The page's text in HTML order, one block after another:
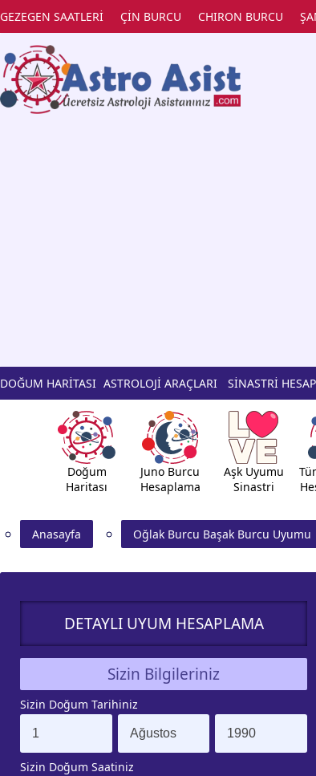
GEZEGEN SAATLERİ ÇİN BURCU CHIRON BURCU
DOĞUM HARİTASI ASTROLOJİ ARAÇLARI SİNASTRİ
Doğum
Haritası
Juno Burcu
Hesaplama
Aşk Uyumu
Sinastri
Anasayfa Oğlak Burcu Başak Burcu Uyumu
DETAYLI UYUM HESAPLAMA
Sizin Bilgileriniz
Sizin Doğum Tarihiniz
Sizin Doğum Saatiniz